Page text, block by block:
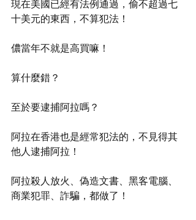
現在美國已經有法例通過，偷不超過七
十美元的東西，不算犯法！
儂當年不就是高買嘛！
算什麼錯？
至於要逮捕阿拉嗎？
阿拉在香港也是經常犯法的，不見得其
他人逮捕阿拉！
阿拉殺人放火、偽造文書、黑客電腦、
商業犯罪、詐騙，都做了！